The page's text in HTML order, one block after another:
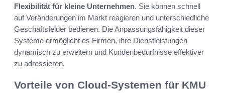
Flexibilität für kleine Unternehmen. Sie können schnell
auf Veränderungen im Markt reagieren und unterschiedliche
Geschäftsfelder bedienen. Die Anpassungsfähigkeit dieser
Systeme ermöglicht es Firmen, ihre Dienstleistungen
dynamisch zu erweitern und Kundenbedürfnisse effektiver
zu adressieren.
Vorteile von Cloud-Systemen für KMU